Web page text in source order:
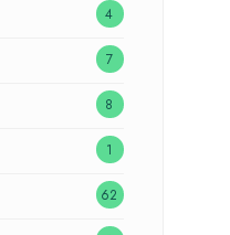
4
7
8
1
62